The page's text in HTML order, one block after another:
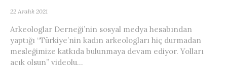
22 Aralık 2021
Arkeologlar Derneği’nin sosyal medya hesabından
yaptığı “Türkiye’nin kadın arkeologları hiç durmadan
mesleğimize katkıda bulunmaya devam ediyor. Yolları
açık olsun” videolu...